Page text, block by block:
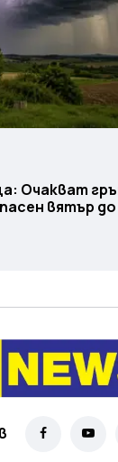
Очакват
вятър